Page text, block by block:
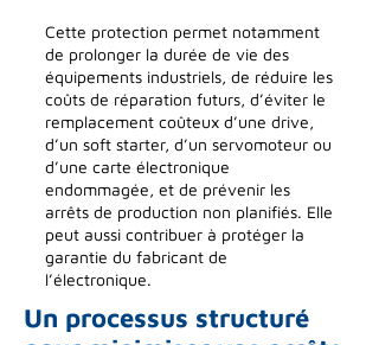
Cette protection permet notamment
de prolonger la durée de vie des
équipements industriels, de réduire les
coûts de réparation futurs, d’éviter le
remplacement coûteux d’une drive,
d’un soft starter, d’un servomoteur ou
d’une carte électronique
endommagée, et de prévenir les
arrêts de production non planifiés. Elle
peut aussi contribuer à protéger la
garantie du fabricant de
l’électronique.
Un processus structuré